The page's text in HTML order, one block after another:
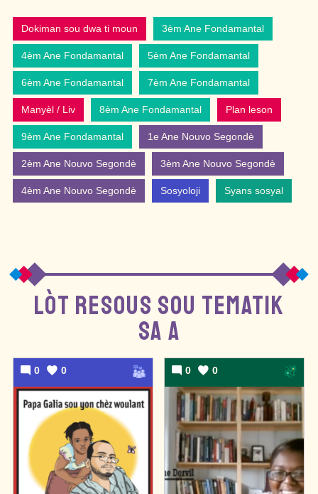
Dokiman sou dwa ti moun 3èm Ane Fondamantal
4èm Ane Fondamantal 5èm Ane Fondamantal
6èm Ane Fondamantal 7èm Ane Fondamantal
Manyèl / Liv 8èm Ane Fondamantal Plan leson
9èm Ane Fondamantal 1e Ane Nouvo Segondè
2èm Ane Nouvo Segondè 3èm Ane Nouvo Segondè
4èm Ane Nouvo Segondè Sosyoloji Syans sosyal
LÒT RESOUS SOU TEMATIK
SA A
0 0 0 0